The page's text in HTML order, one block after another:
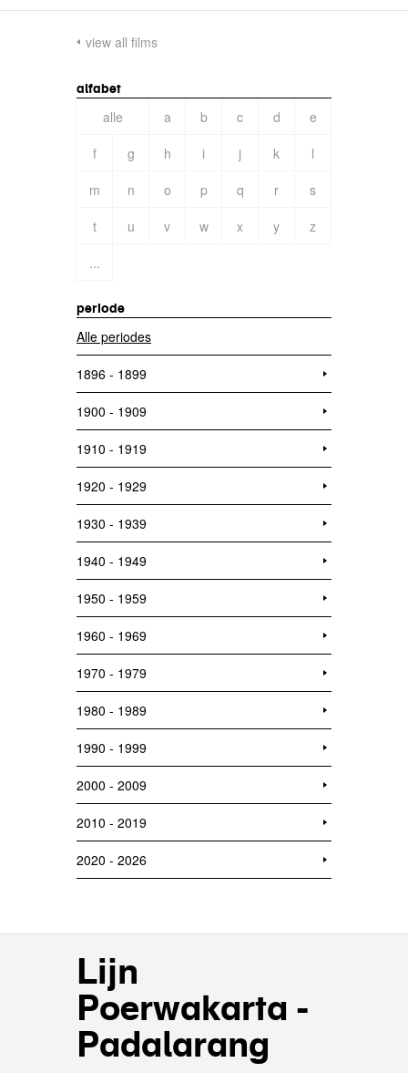
view all films
alfabet
alle a b c d
e
f
g h i j k
l
m
n o p q r
s
t
u v w x y
z
...
periode
Alle periodes
1896 - 1899
1900 - 1909
1910 - 1919
1920 - 1929
1930 - 1939
1940 - 1949
1950 - 1959
1960 - 1969
1970 - 1979
1980 - 1989
1990 - 1999
2000 - 2009
2010 - 2019
2020 - 2026
Lijn
Poerwakarta -
Padalarang